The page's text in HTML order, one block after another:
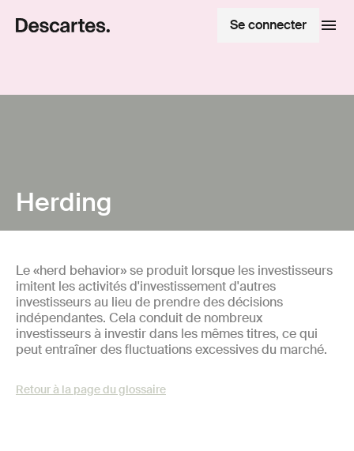
Se connecter
Herding
Le «herd behavior» se produit lorsque les investisseurs
imitent les activités d'investissement d'autres
investisseurs au lieu de prendre des décisions
indépendantes. Cela conduit de nombreux
investisseurs à investir dans les mêmes titres, ce qui
peut entraîner des fluctuations excessives du marché.
Retour à la page du glossaire